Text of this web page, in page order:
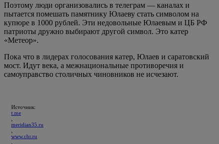
Поэтому люди организовались в телеграм — каналах и
пытается помешать памятнику Юлаеву стать символом на
купюре в 1000 рублей. Эти недовольные Юлаевым и ЦБ РФ
патриоты дружно выбирают другой символ. Это катер
«Метеор».
Пока что в лидерах голосования катер, Юлаев и саратовский
мост. Идут века, а межнациональные противоречия и
самоуправство столичных чиновников не исчезают.
Источник:
t.me
meridian35.ru
www.cbr.ru